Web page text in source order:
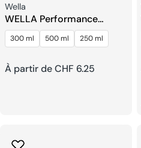
Fournisseur:
Wella
WELLA Performance
Laque Pour Cheveux
300 ml 500 ml 250 ml
Prix
À partir de CHF 6.25